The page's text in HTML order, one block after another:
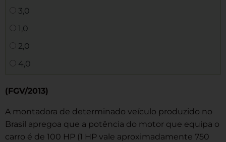
3,0
1,0
2,0
4,0
(FGV/2013)
A montadora de determinado veículo produzido no
Brasil apregoa que a potência do motor que equipa o
carro é de 100 HP (1 HP vale aproximadamente 750